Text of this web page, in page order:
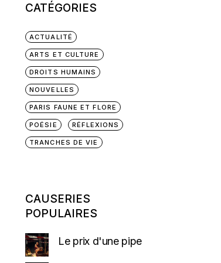
CATÉGORIES
ACTUALITÉ
ARTS ET CULTURE
DROITS HUMAINS
NOUVELLES
PARIS FAUNE ET FLORE
POÉSIE RÉFLEXIONS
TRANCHES DE VIE
CAUSERIES
POPULAIRES
Le prix d'une pipe